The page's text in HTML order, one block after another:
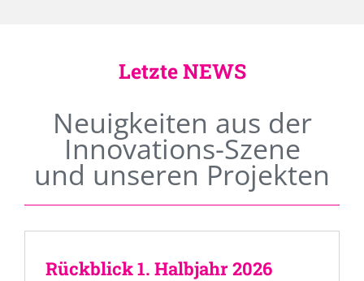
Letzte NEWS
Neuigkeiten aus der
Innovations-Szene
und unseren Projekten
Rückblick 1. Halbjahr 2026